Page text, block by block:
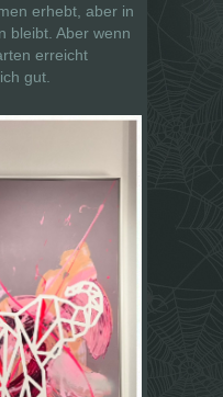
erhebt, aber in
bleibt. Aber wenn
erreicht
gut.